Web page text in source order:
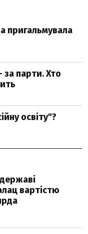
пригальмувала
парти. Хто
освіту"?
вартістю